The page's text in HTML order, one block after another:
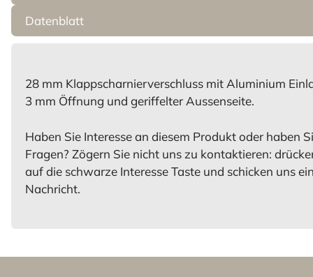
Datenblatt
28 mm Klappscharnierverschluss mit Aluminium
3 mm Öffnung und geriffelter Aussenseite.
Haben Sie Interesse an diesem Produkt oder haben
Fragen? Zögern Sie nicht uns zu kontaktieren:
auf die schwarze Interesse Taste und schicken uns
Nachricht.